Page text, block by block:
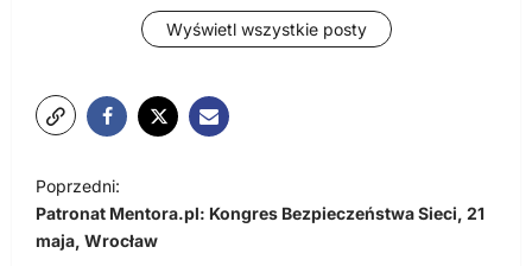
Wyświetl wszystkie posty
N
a
w
Poprzedni:
Patronat Mentora.pl: Kongres Bezpieczeństwa Sieci, 21
maja, Wrocław